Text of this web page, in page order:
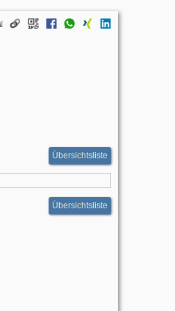
Übersichtsliste
Übersichtsliste